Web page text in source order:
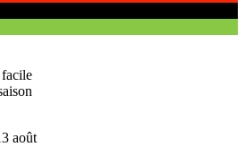
août